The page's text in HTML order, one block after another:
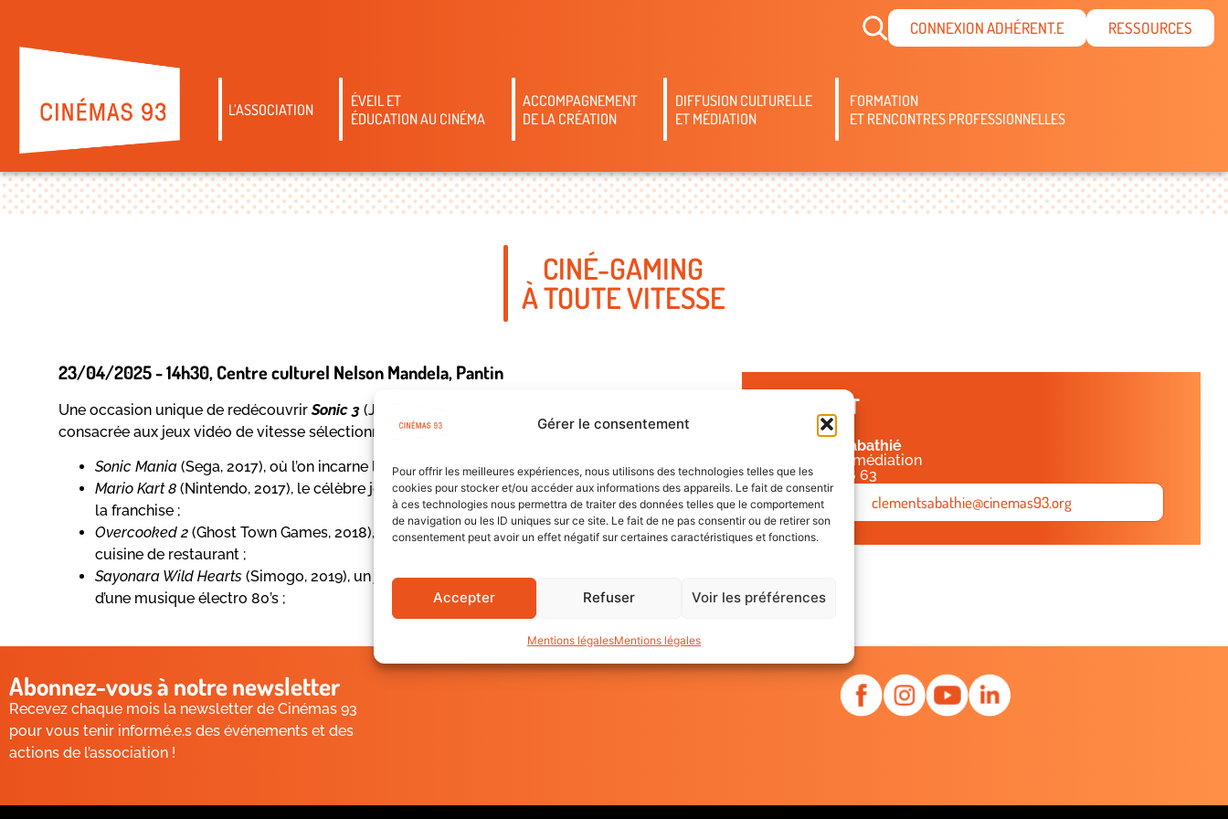
Gérer le consentement
Pour offrir les meilleures expériences, nous utilisons des technologies telles que les
cookies pour stocker et/ou accéder aux informations des appareils. Le fait de consentir
à ces technologies nous permettra de traiter des données telles que le comportement
de navigation ou les ID uniques sur ce site. Le fait de ne pas consentir ou de retirer son
consentement peut avoir un effet négatif sur certaines caractéristiques et fonctions.
Accepter Refuser Voir les préférences
Mentions légalesMentions légales
CONNEXION ADHÉRENT.E RESSOURCES
L’ASSOCIATION
ÉVEIL ET
ÉDUCATION AU CINÉMA
ACCOMPAGNEMENT
DE LA CRÉATION
DIFFUSION CULTURELLE
ET MÉDIATION
FORMATION
ET RENCONTRES PROFESSIONNELLES
CINÉ-GAMING
À TOUTE VITESSE
23/04/2025 - 14h30, Centre culturel Nelson Mandela, Pantin
Une occasion unique de redécouvrirSonic 3 (Jeff Fowler, 2024), précédé d’une session gaming
consacrée aux jeux vidéo de vitesse sélectionnés par notre médiateur Clément Sabathié :
Sonic Mania (Sega, 2017), où l’on incarne les personnages iconiques de la licencepixel art;
Mario Kart 8 (Nintendo, 2017), le célèbre jeu de course à travers les innombrables circuits de
la franchise ;
Overcooked 2 (Ghost Town Games, 2018), un jeu simulation de coopération et gestion d’une
cuisine de restaurant ;
Sayonara Wild Hearts (Simogo, 2019), un jeu de course arcade où l’on progresse au rythme
d’une musique électro 80’s ;
CONTACT
Sabathié
Chargé de médiation
06 61 36 16 63
clementsabathie@cinemas93.org
Abonnez-vous à notre newsletter
Recevez chaque mois la newsletter de Cinémas 93
pour vous tenir informé.e.s des événements et des
actions de l’association !